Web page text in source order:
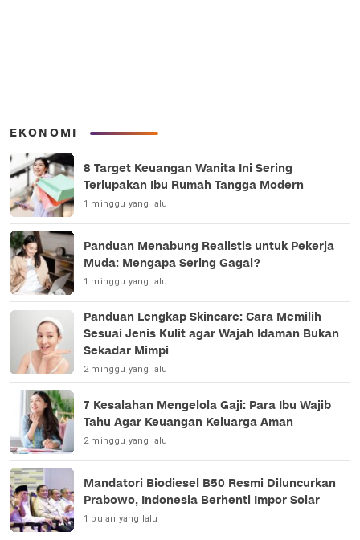
EKONOMI
8 Target Keuangan Wanita Ini Sering
Terlupakan Ibu Rumah Tangga Modern
1 minggu yang lalu
Panduan Menabung Realistis untuk Pekerja
Muda: Mengapa Sering Gagal?
1 minggu yang lalu
Panduan Lengkap Skincare: Cara Memilih
Sesuai Jenis Kulit agar Wajah Idaman Bukan
Sekadar Mimpi
2 minggu yang lalu
7 Kesalahan Mengelola Gaji: Para Ibu Wajib
Tahu Agar Keuangan Keluarga Aman
2 minggu yang lalu
Mandatori Biodiesel B50 Resmi Diluncurkan
Prabowo, Indonesia Berhenti Impor Solar
1 bulan yang lalu